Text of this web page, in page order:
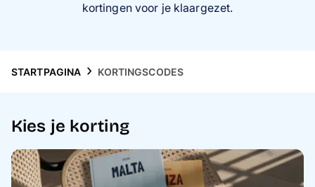
Fotocadeaus
Gsm-hoesjes
kortingen voor je klaargezet.
STARTPAGINA KORTINGSCODES
Kies je korting